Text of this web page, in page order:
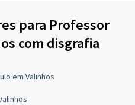
para Professor
com disgrafia
em Valinhos